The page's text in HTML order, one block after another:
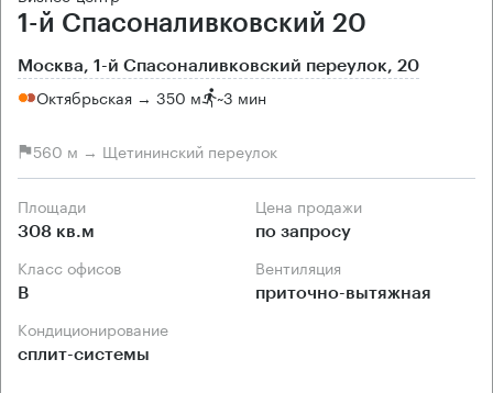
1-й Спасоналивковский 20
Москва, 1-й Спасоналивковский переулок, 20
Октябрьская → 350 м ~3 мин
560 м → Щетининский переулок
Площади
308 кв.м
Цена продажи
по запросу
Класс офисов
B
Вентиляция
приточно-вытяжная
Кондиционирование
сплит-системы